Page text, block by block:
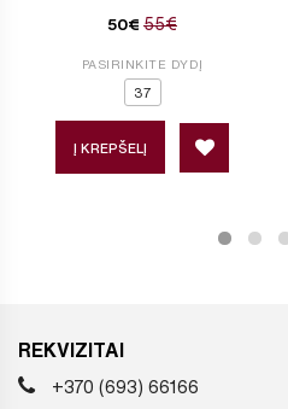
50€ 55€
PASIRINKITE DYDĮ
37
Į KREPŠELĮ
REKVIZITAI
+370 (693) 66166